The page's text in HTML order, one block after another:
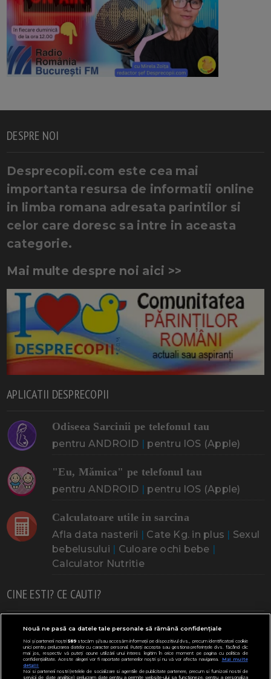
DESPRE NOI
Desprecopii.com este cea mai
importanta resursa de informatii online
in limba romana adresata parintilor si
celor care doresc sa intre in aceasta
categorie.
Mai multe despre noi aici >>
APLICATII DESPRECOPII
Odiseea Sarcinii pe telefonul tau
pentru ANDROID | pentru IOS (Apple)
"Eu, Mămica" pe telefonul tau
pentru ANDROID | pentru IOS (Apple)
Calculatoare utile in sarcina
Afla data nasterii | Cate Kg. in plus | Sexul
bebelusului | Culoare ochi bebe |
Calculator Nutritie
CINE ESTI? CE CAUTI?
Doresc un copil Adoptia Probleme cu sarcina
Urmeaza sa nasc Probleme alaptare Bebe plange
Bebe febra Caut bona Cresa, Gradinta
Nouă ne pasă ca datele tale personale să rămână confidențiale
Noi și partenerii noștri589stocăm și/sau accesăm informații pe dispozitivul dvs., precum identificatorii cookie
unici pentru prelucrarea datelor cu caracter personal. Puteți accepta sau gestiona preferințele dvs. făcând clic
mai jos, respectiv vă puteți opune utilizării unui interes legitim în orice moment pe pagina cu politica de
confidențialitate. Aceste alegeri vor fi raportate partenerilor noștri și nu vă vor afecta navigarea.
Mai multe
detalii
Noi si partenerii nostri (retelele de socializare si agentiile de publicitate partenere, precum si furnizorii nostri de
servicii de date analitice) prelucram date pentru a permite website-ului sa functioneze, pentru a personaliza